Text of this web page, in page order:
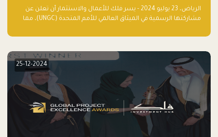
بالاستدامة مع مسرعة فلاقشِب: تقنيات
المناخ
الرياض، 23 يوليو 2024 - يسر فلك للأعمال والاستثمار أن تعلن عن
مشاركتها الرسمية في الميثاق العالمي للأمم المتحدة (UNGC)، مما
25-12-2024